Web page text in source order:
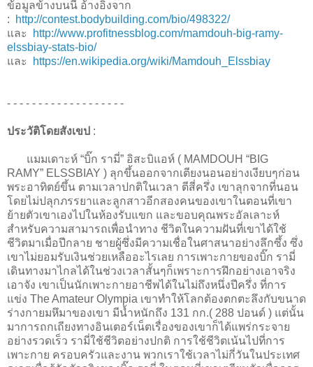
ข้อมูลข้างบนนี้ อ้างอิงจาก
:
http://contest.bodybuilding.com/bio/498322/
และ
http://www.profitnessblog.com/mamdouh-big-ramy-
elssbiay-stats-bio/
และ
https://en.wikipedia.org/wiki/Mamdouh_Elssbiay
- - - - - - - - - - - - - - - - - - -
ประวัติโดยสังเขป :
แมมเดาะห์ “บิ๊ก รามี่” อิสะบิแอห์ ( MAMDOUH “BIG
RAMY” ELSSBIAY ) ลุกขึ้นออกจากเตียงนอนอย่างเงียบๆก่อน
พระอาทิตย์ขึ้น ตามเวลาปกติในเวลา ตีสี่ครึ่ง เขาลุกจากที่นอน
โดยไม่ปลุกภรรยาและลูกสาวอีกสองคนของเขาในตอนที่เขา
ย้ายตัวเขาเองไปในห้องรับแขก และขอบคุณพระอัลเลาะห์
สำหรับความสามารถเพื่อนำทาง ชีวิตในความฝันที่เขาได้ใช้
ชีวิตมาเมื่อปีกลาย ชายผู้ซึ่งมีความเชื่อในศาสนาอย่างลึกซึ้ง ซึ่ง
เขาไม่ยอมรับเงินช่วยเหลืออะไรเลย การเพาะกายของบิ๊ก รามี่
เดินทางมาไกลได้ในช่วงเวลาสั้นๆก็เพราะการฝึกอย่างเอาจริง
เอาจัง เขาเป็นนักเพาะกายอาชีพได้ในไม่ถึงหนึ่งปีครึ่ง ที่การ
แข่ง The Amateur Olympia เขาทำให้โลกต้องตกตะลึงกับขนาด
ร่างกายมหึมาของเขา มีน้ำหนักถึง 131 กก.( 288 ปอนด์ ) แต่นั้น
มาการถกเถียงทางอินเตอร์เน็ตเรื่องของเขาก็ได้แพร่กระจาย
อย่างรวดเร็ว รามี่ใช้ชีวิตอย่างปกติ การใช้ชีวิตเน้นไปที่การ
เพาะกาย ครอบครัวและงาน พวกเราใช้เวลาไม่กี่วันในประเทศ